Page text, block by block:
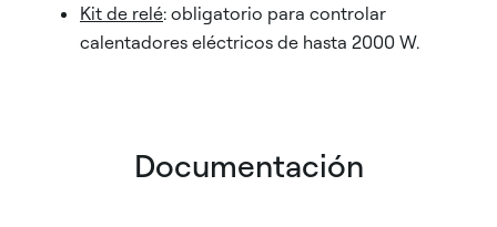
Kit de relé: obligatorio para controlar
calentadores eléctricos de hasta 2000 W.
Documentación